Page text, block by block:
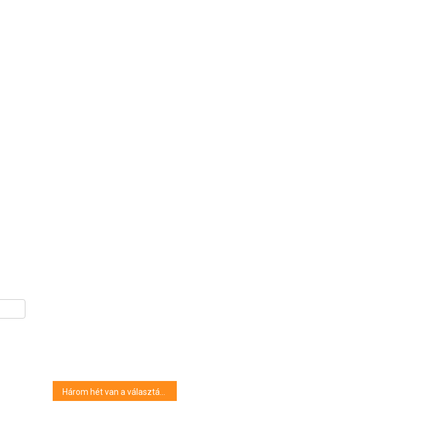
Három hét van a választási plakátok eltávolítására